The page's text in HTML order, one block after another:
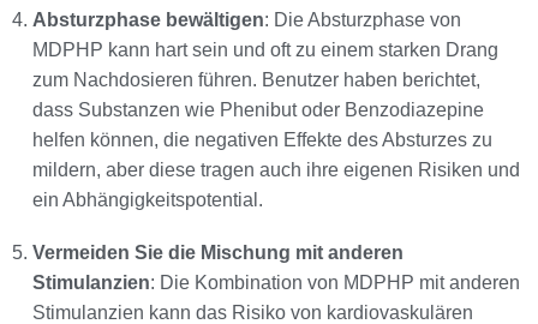
Absturzphase bewältigen: Die Absturzphase von
MDPHP kann hart sein und oft zu einem starken Drang
zum Nachdosieren führen. Benutzer haben berichtet,
dass Substanzen wie Phenibut oder Benzodiazepine
helfen können, die negativen Effekte des Absturzes zu
mildern, aber diese tragen auch ihre eigenen Risiken und
ein Abhängigkeitspotential.
Vermeiden Sie die Mischung mit anderen
Stimulanzien: Die Kombination von MDPHP mit anderen
Stimulanzien kann das Risiko von kardiovaskulären